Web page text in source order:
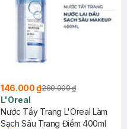
146.000 ₫289.000 ₫
L'Oreal
Nước Tẩy Trang L'Oreal Làm
Sạch Sâu Trang Điểm 400ml